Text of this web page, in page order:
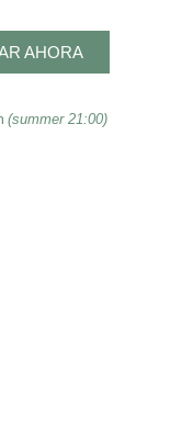
AHORA
(summer 21:00)